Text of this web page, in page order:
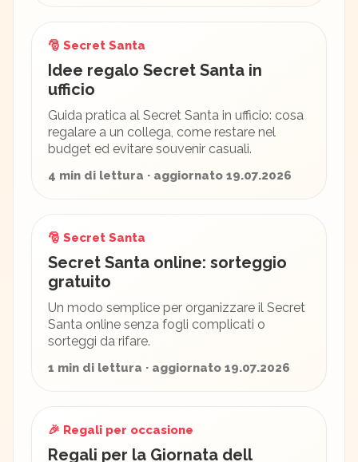
🎅 Secret Santa
Idee regalo Secret Santa in
ufficio
Guida pratica al Secret Santa in ufficio: cosa
regalare a un collega, come restare nel
budget ed evitare souvenir casuali.
4 min di lettura · aggiornato 19.07.2026
🎅 Secret Santa
Secret Santa online: sorteggio
gratuito
Un modo semplice per organizzare il Secret
Santa online senza fogli complicati o
sorteggi da rifare.
1 min di lettura · aggiornato 19.07.2026
🎉 Regali per occasione
Regali per la Giornata dell